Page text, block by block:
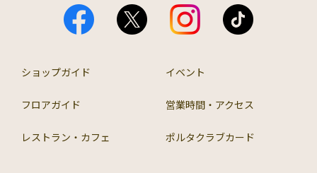
ショップガイド イベント
フロアガイド 営業時間・アクセス
レストラン・カフェ ポルタクラブカード